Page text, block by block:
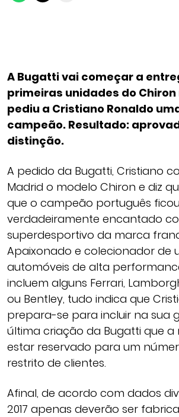
A Bugatti vai começar a
primeiras unidades do
pediu a Cristiano Ronaldo
campeão. Resultado:
distinção.
A pedido da Bugatti, Cristiano
Madrid o modelo Chiron e diz
que o campeão português ficou
verdadeiramente encantado
superdesportivo da marca
Apaixonado e colecionador de
automóveis de alta
incluem alguns Ferrari,
ou Bentley, tudo indica que
prepara-se para incluir na sua
última criação da Bugatti que a
estar reservado para um
restrito de clientes.
Afinal, de acordo com dados
2017 apenas deverão ser